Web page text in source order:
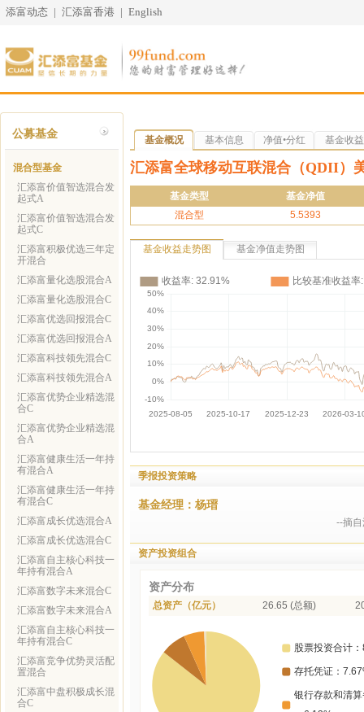
添富动态 | 汇添富香港 | English
公募基金
混合型基金
汇添富价值智选混合发
起式A
汇添富价值智选混合发
起式C
汇添富积极优选三年定
开混合
汇添富量化选股混合A
汇添富量化选股混合C
汇添富优选回报混合C
汇添富优选回报混合A
汇添富科技领先混合C
汇添富科技领先混合A
汇添富优势企业精选混
合C
汇添富优势企业精选混
合A
汇添富健康生活一年持
有混合A
汇添富健康生活一年持
有混合C
汇添富成长优选混合A
汇添富成长优选混合C
汇添富自主核心科技一
年持有混合A
汇添富数字未来混合C
汇添富数字未来混合A
汇添富自主核心科技一
年持有混合C
汇添富竞争优势灵活配
置混合
汇添富中盘积极成长混
合C
基金概况 基本信息 净值•分红 基金收益
汇添富全球移动互联混合（QDII）
基金类型
基金净值
混合型
5.5393
基金收益走势图 基金净值走势图
季报投资策略
基金经理：杨瑨
--摘
资产投资组合
资产分布
总资产（亿元） 26.65 (总额)